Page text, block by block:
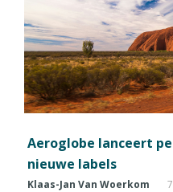
Aeroglobe lanceert
nieuwe labels
Klaas-Jan Van Woerkom